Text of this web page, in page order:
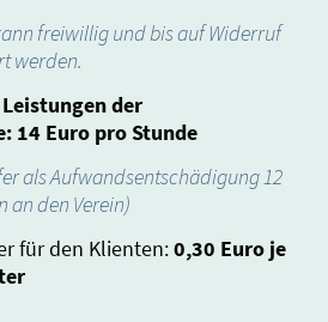
freiwillig und bis auf Widerruf
werden.
Leistungen der
14 Euro pro Stunde
als Aufwandsentschädigung 12
an den Verein)
für den Klienten:0,30 Euro je